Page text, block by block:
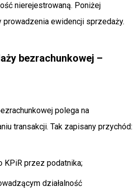
nierejestrowaną. Poniżej
ewidencji sprzedaży.
bezrachunkowej –
polega na
transakcji. Tak zapisany przychód:
KPiR przez podatnika;
działalność